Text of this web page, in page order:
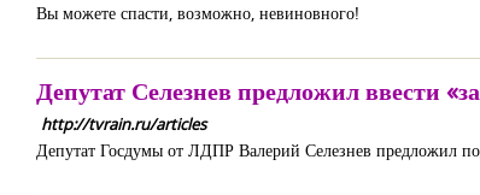
Вы можете спасти, возможно, невиновного!
Депутат Селезнев предложил ввести
http://tvrain.ru/articles
Депутат Госдумы от ЛДПР Валерий Селезнев предложил